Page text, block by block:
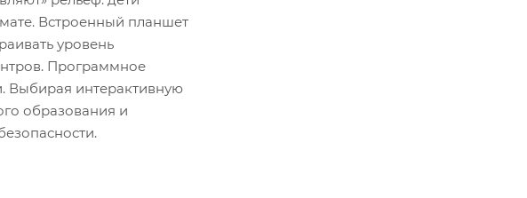
Встроенный планшет
уровень
Программное
Выбирая интерактивную
образования и